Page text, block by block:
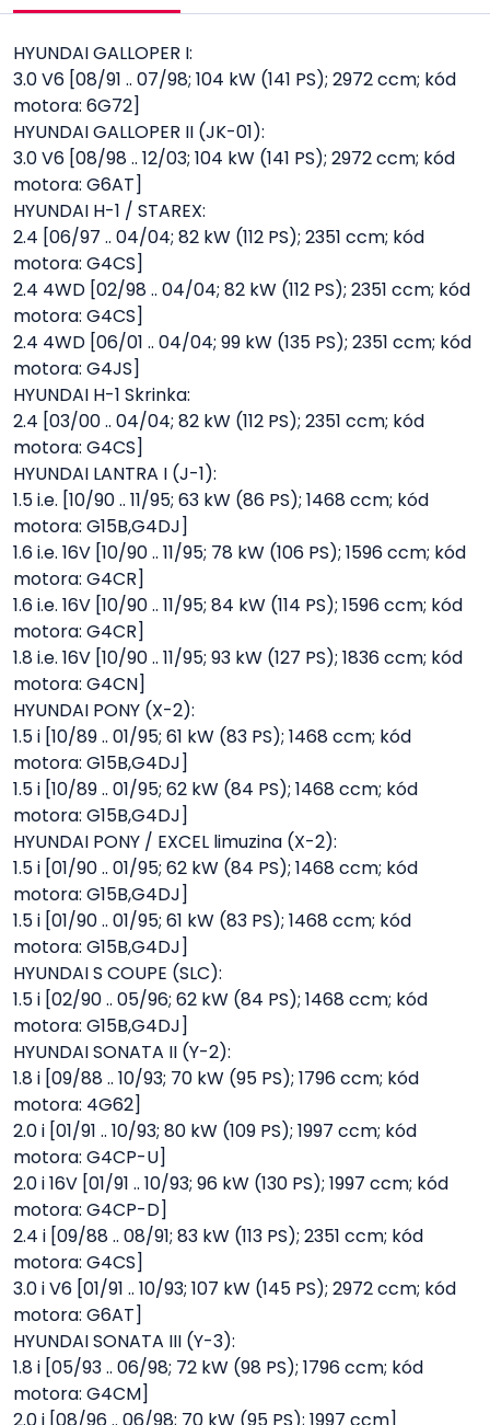
HYUNDAI GALLOPER I:
3.0 V6 [08/91 .. 07/98; 104 kW (141 PS); 2972 ccm; kód
motora: 6G72]
HYUNDAI GALLOPER II (JK-01):
3.0 V6 [08/98 .. 12/03; 104 kW (141 PS); 2972 ccm; kód
motora: G6AT]
HYUNDAI H-1 / STAREX:
2.4 [06/97 .. 04/04; 82 kW (112 PS); 2351 ccm; kód
motora: G4CS]
2.4 4WD [02/98 .. 04/04; 82 kW (112 PS); 2351 ccm; kód
motora: G4CS]
2.4 4WD [06/01 .. 04/04; 99 kW (135 PS); 2351 ccm; kód
motora: G4JS]
HYUNDAI H-1 Skrinka:
2.4 [03/00 .. 04/04; 82 kW (112 PS); 2351 ccm; kód
motora: G4CS]
HYUNDAI LANTRA I (J-1):
1.5 i.e. [10/90 .. 11/95; 63 kW (86 PS); 1468 ccm; kód
motora: G15B,G4DJ]
1.6 i.e. 16V [10/90 .. 11/95; 78 kW (106 PS); 1596 ccm; kód
motora: G4CR]
1.6 i.e. 16V [10/90 .. 11/95; 84 kW (114 PS); 1596 ccm; kód
motora: G4CR]
1.8 i.e. 16V [10/90 .. 11/95; 93 kW (127 PS); 1836 ccm; kód
motora: G4CN]
HYUNDAI PONY (X-2):
1.5 i [10/89 .. 01/95; 61 kW (83 PS); 1468 ccm; kód
motora: G15B,G4DJ]
1.5 i [10/89 .. 01/95; 62 kW (84 PS); 1468 ccm; kód
motora: G15B,G4DJ]
HYUNDAI PONY / EXCEL limuzina (X-2):
1.5 i [01/90 .. 01/95; 62 kW (84 PS); 1468 ccm; kód
motora: G15B,G4DJ]
1.5 i [01/90 .. 01/95; 61 kW (83 PS); 1468 ccm; kód
motora: G15B,G4DJ]
HYUNDAI S COUPE (SLC):
1.5 i [02/90 .. 05/96; 62 kW (84 PS); 1468 ccm; kód
motora: G15B,G4DJ]
HYUNDAI SONATA II (Y-2):
1.8 i [09/88 .. 10/93; 70 kW (95 PS); 1796 ccm; kód
motora: 4G62]
2.0 i [01/91 .. 10/93; 80 kW (109 PS); 1997 ccm; kód
motora: G4CP-U]
2.0 i 16V [01/91 .. 10/93; 96 kW (130 PS); 1997 ccm; kód
motora: G4CP-D]
2.4 i [09/88 .. 08/91; 83 kW (113 PS); 2351 ccm; kód
motora: G4CS]
3.0 i V6 [01/91 .. 10/93; 107 kW (145 PS); 2972 ccm; kód
motora: G6AT]
HYUNDAI SONATA III (Y-3):
1.8 i [05/93 .. 06/98; 72 kW (98 PS); 1796 ccm; kód
motora: G4CM]